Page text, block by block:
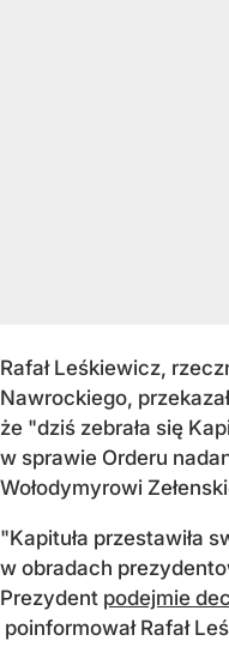
Rafał Leśkiewicz,
Nawrockiego,
że "dziś zebrała się
w sprawie Orderu
Wołodymyrowi
"Kapituła przestawiła
w obradach
Prezydent podejmie
poinformował Rafał